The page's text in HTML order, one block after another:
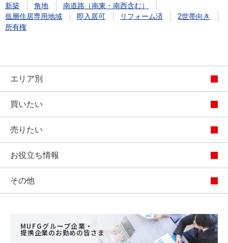
新築
角地
南道路（南東・南西含む）
低層住居専用地域
即入居可 リフォーム済
2世帯向き
所有権
エリア別
買いたい
売りたい
お役立ち情報
その他
MUFGグループ企業・
提携企業のお勤めの皆さま